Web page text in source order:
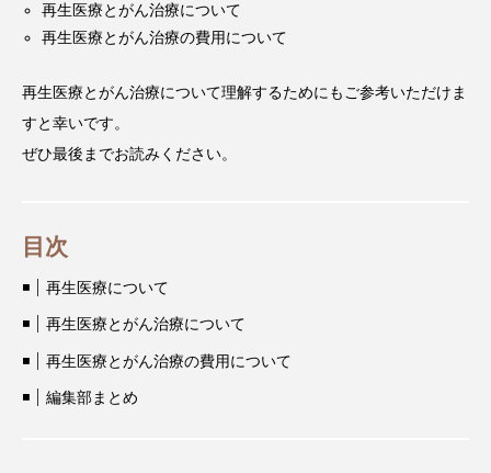
再生医療とがん治療について
再生医療とがん治療の費用について
再生医療とがん治療について理解するためにもご参考いただけま
すと幸いです。
ぜひ最後までお読みください。
目次
再生医療について
再生医療とがん治療について
再生医療とがん治療の費用について
編集部まとめ